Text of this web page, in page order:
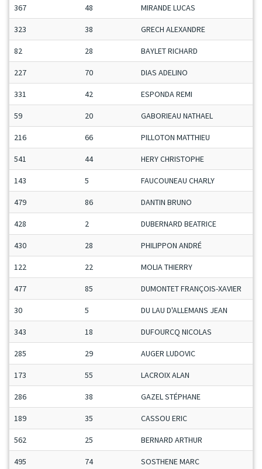
367 48 MIRANDE LUCAS
323 38 GRECH ALEXANDRE
82 28 BAYLET RICHARD
227 70 DIAS ADELINO
331 42 ESPONDA REMI
59 20 GABORIEAU NATHAEL
216 66 PILLOTON MATTHIEU
541 44 HERY CHRISTOPHE
143 5 FAUCOUNEAU CHARLY
479 86 DANTIN BRUNO
428 2 DUBERNARD BEATRICE
430 28 PHILIPPON ANDRÉ
122 22 MOLIA THIERRY
477 85 DUMONTET FRANÇOIS-XAVIER
30 5 DU LAU D'ALLEMANS JEAN
343 18 DUFOURCQ NICOLAS
285 29 AUGER LUDOVIC
173 55 LACROIX ALAN
286 38 GAZEL STÉPHANE
189 35 CASSOU ERIC
562 25 BERNARD ARTHUR
495 74 SOSTHENE MARC